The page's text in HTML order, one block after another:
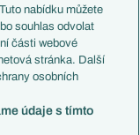
nabídku můžete
souhlas odvolat
části webové
stránka. Další
osobních
údaje s tímto